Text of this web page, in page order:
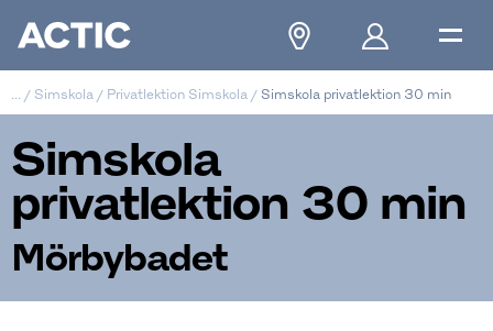
/ Simskola / Privatlektion Simskola / Simskola privatlektion 30 min
Simskola
privatlektion 30 min
Mörbybadet